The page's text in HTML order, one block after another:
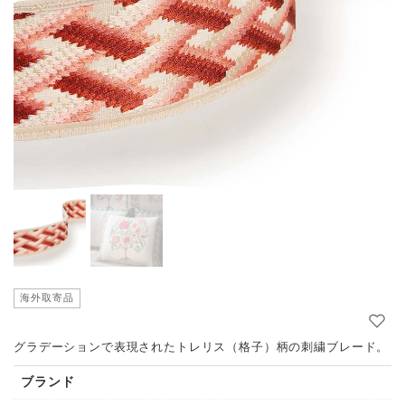
海外取寄品
グラデーションで表現されたトレリス（格子）柄の刺繍ブレード。
ブランド